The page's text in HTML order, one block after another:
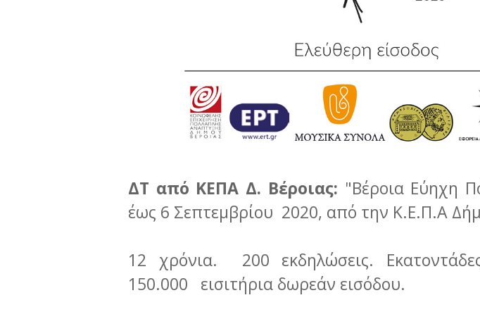
ΔΤ από ΚΕΠΑ Δ. Βέροιας: "Βέροια Εύηχη
έως 6 Σεπτεμβρίου 2020, από την Κ.Ε.Π.Α
12 χρόνια. 200 εκδηλώσεις.
150.000 εισιτήρια δωρεάν εισόδου.